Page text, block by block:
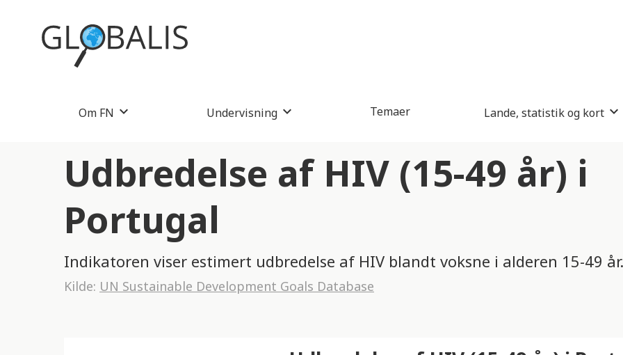
Om FN Undervisning Temaer Lande, statistik og kort
Udbredelse af HIV (15-49 år) i
Portugal
Indikatoren viser estimert udbredelse af HIV blandt voksne i alderen 15-49 år.
Kilde: UN Sustainable Development Goals Database